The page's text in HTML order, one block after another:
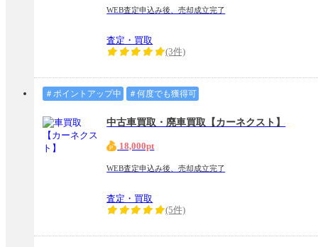
WEB査定申込み後、売却成立完了
査定・買取
(3件)
＃ポイントアップ中 ＃何度でも獲得可
中古車買取・廃車買取【カーネクスト】
18,000pt
WEB査定申込み後、売却成立完了
査定・買取
(5件)